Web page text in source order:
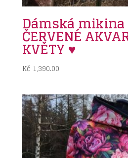
Dámská mikina
ČERVENÉ
KVĚTY ♥
Kč 1,390.00